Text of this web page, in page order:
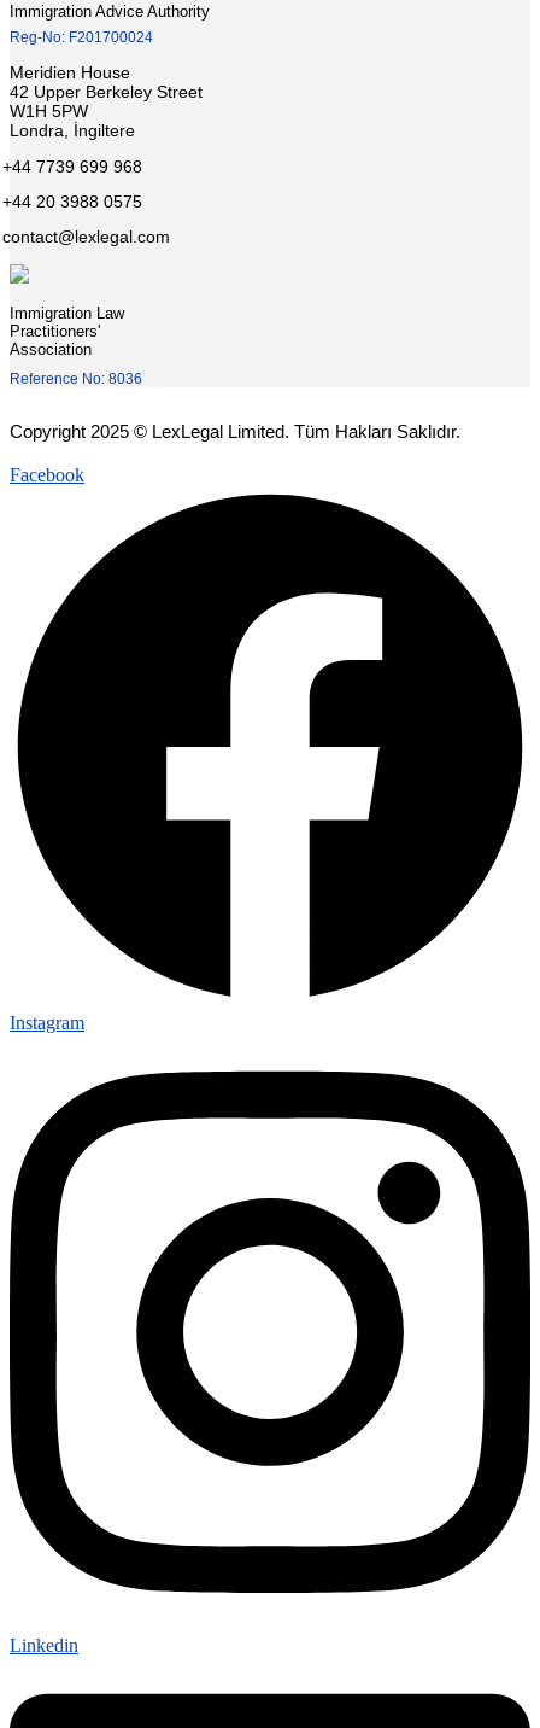
Immigration Advice Authority
Reg-No: F201700024
Meridien House
42 Upper Berkeley Street
W1H 5PW
Londra, İngiltere
+44 7739 699 968
+44 20 3988 0575
contact@lexlegal.com
Immigration Law
Practitioners'
Association
Reference No: 8036
Copyright 2025 © LexLegal Limited. Tüm Hakları Saklıdır.
Facebook
Instagram
Linkedin